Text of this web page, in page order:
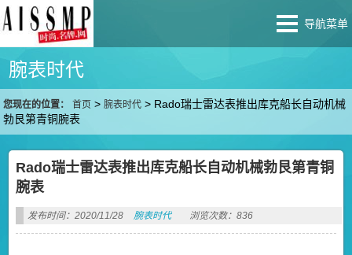
导航菜单
腕表时代
您现在的位置： 首页 >腕表时代 > Rado瑞士雷达表推出库克船长自动机械
勃艮第青铜腕表
Rado瑞士雷达表推出库克船长自动机械勃艮第青铜
腕表
发布时间：2020/11/28 腕表时代 浏览次数：836